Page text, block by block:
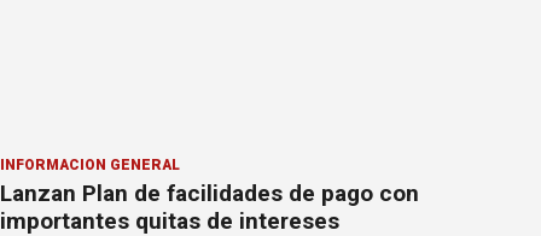
INFORMACION GENERAL
Lanzan Plan de facilidades de pago con
importantes quitas de intereses